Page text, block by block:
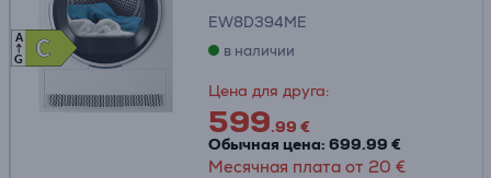
C
C
A
G
EW8D394ME
в наличии
Цена для друга:
599.99 €
Обычная цена: 699.99 €
Месячная плата от 20 €